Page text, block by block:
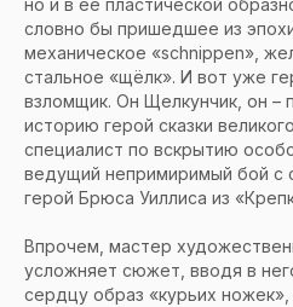
но и в её пластической
словно бы пришедшее из
механическое «schnippen»,
стальное «щёлк». И вот уже
взломщик. Он Щелкунчик, он –
историю герой сказки
специалист по вскрытию
ведущий непримиримый бой с
герой Брюса Уиллиса из
Впрочем, мастер
усложняет сюжет, вводя в
сердцу образ «курьих